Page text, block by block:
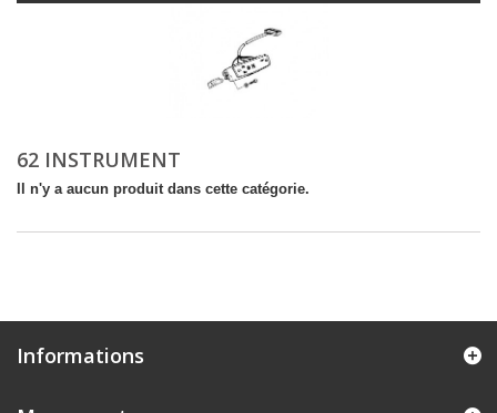
62 INSTRUMENT
Il n'y a aucun produit dans cette catégorie.
Informations